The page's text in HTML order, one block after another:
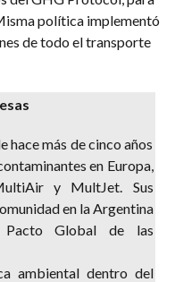
política implementó
de todo el transporte
hace más de cinco años
en Europa,
y MultJet. Sus
en la Argentina
Pacto Global de las
ambiental dentro del